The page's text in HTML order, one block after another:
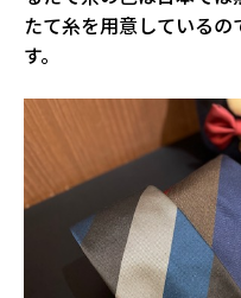
たて糸を用意している
す。